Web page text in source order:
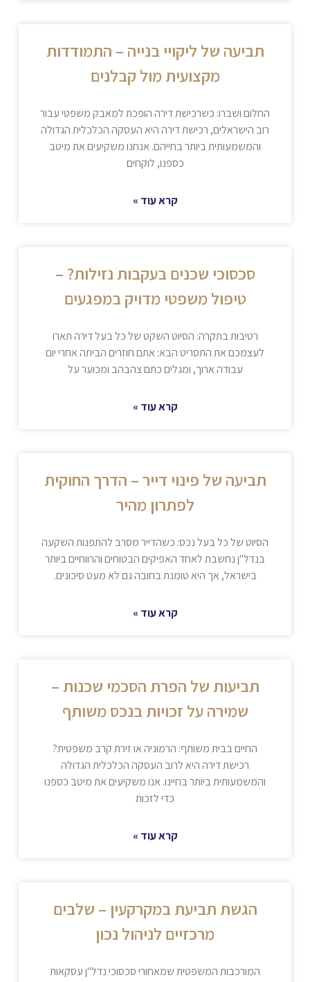
תביעה של ליקויי בנייה – התמודדות
מקצועית מול קבלנים
החלום ושברו: כשרכישת דירה הופכת למאבק משפטי עבור
רוב הישראלים, רכישת דירה היא העסקה הכלכלית הגדולה
והמשמעותית ביותר בחייהם. אנחנו משקיעים את מיטב
כספנו, לוקחים
קרא עוד »
סכסוכי שכנים בעקבות נזילות? –
טיפול משפטי מדויק במפגעים
רטיבות בתקרה: הסיוט השקט של כל בעל דירה תארו
לעצמכם את התסריט הבא: אתם חוזרים הביתה אחרי יום
עבודה ארוך, ומגלים כתם צהבהב ומכוער על
קרא עוד »
תביעה של פינוי דייר – הדרך החוקית
לפתרון מהיר
הסיוט של כל בעל נכס: כשהדייר מסרב להתפנות השקעה
בנדל"ן נחשבת לאחד האפיקים הבטוחים והרווחיים ביותר
בישראל, אך היא טומנת בחובה גם לא מעט סיכונים.
קרא עוד »
תביעות של הפרת הסכמי שכנות –
שמירה על זכויות בנכס משותף
החיים בבית משותף: הרמוניה או זירת קרב משפטית?
רכישת דירה היא לרוב העסקה הכלכלית הגדולה
והמשמעותית ביותר בחיינו. אנו משקיעים את מיטב כספנו
כדי לזכות
קרא עוד »
הגשת תביעת במקרקעין – שלבים
מרכזיים לניהול נכון
המורכבות המשפטית שמאחורי סכסוכי נדל"ן עסקאות